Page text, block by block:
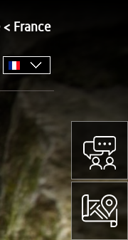
France